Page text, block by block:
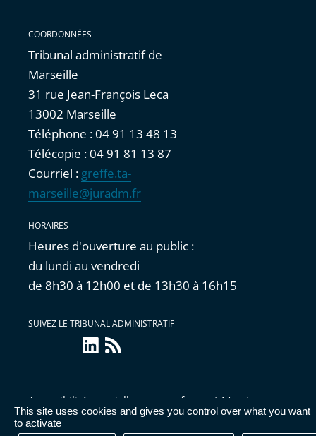
This site uses cookies and gives you control over what you want
to activate
COORDONNÉES
Tribunal administratif de
Marseille
31 rue Jean-François Leca
13002 Marseille
Téléphone : 04 91 13 48 13
Télécopie : 04 91 81 13 87
Courriel : greffe.ta-
marseille@juradm.fr
HORAIRES
Heures d'ouverture au public :
du lundi au vendredi
de 8h30 à 12h00 et de 13h30 à 16h15
SUIVEZ LE TRIBUNAL ADMINISTRATIF
linkedin
Flux
RSS
Accessibilité : partiellement conforme | Mentions
légales
Données personnelles
Publications